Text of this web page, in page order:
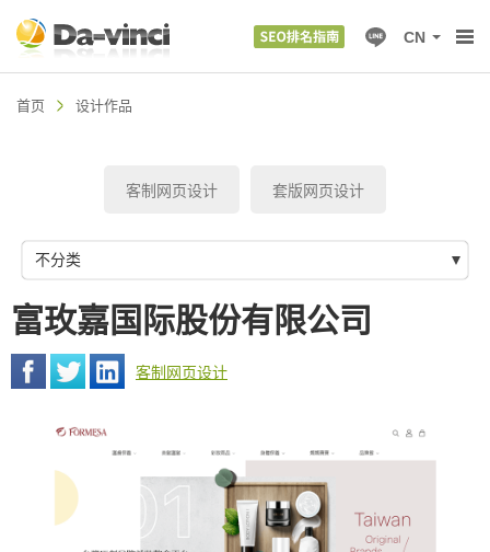
CN
首页 设计作品
客制网页设计 套版网页设计
不分类
富玫嘉国际股份有限公司
客制网页设计